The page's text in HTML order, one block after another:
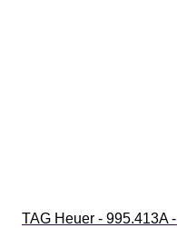
TAG Heuer - 995.413A -